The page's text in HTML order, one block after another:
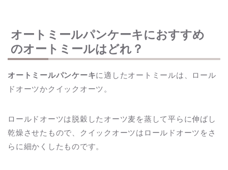
オートミールパンケーキにおすすめ
のオートミールはどれ？
オートミールパンケーキに適したオートミールは、ロール
ドオーツかクイックオーツ。
ロールドオーツは脱穀したオーツ麦を蒸して平らに伸ばし
乾燥させたもので、クイックオーツはロールドオーツをさ
らに細かくしたものです。